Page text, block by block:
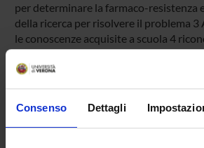
Consenso Dettagli
per determinare la farmaco-resistenza
della ricerca per risolvere il problema 3
le conoscenze acquisite a scuola 4
delle farmaco-resistenze come
5 Guidare la scelta nell'orientamento
Aree scientifiche coinvolte
AREA MIN. 06 - Scienze mediche
Categoria prevalente